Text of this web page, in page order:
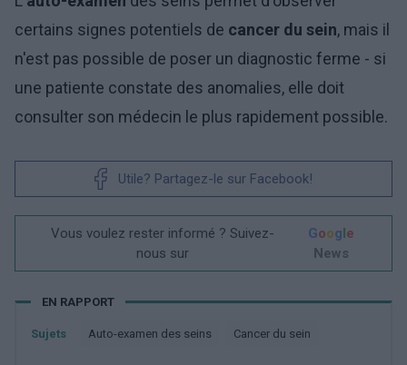
certains signes potentiels de cancer du sein, mais il
n'est pas possible de poser un diagnostic ferme - si
une patiente constate des anomalies, elle doit
consulter son médecin le plus rapidement possible.
Utile? Partagez-le sur Facebook!
Vous voulez rester informé ? Suivez-
nous sur
Google
News
EN RAPPORT
Sujets Auto-examen des seins Cancer du sein